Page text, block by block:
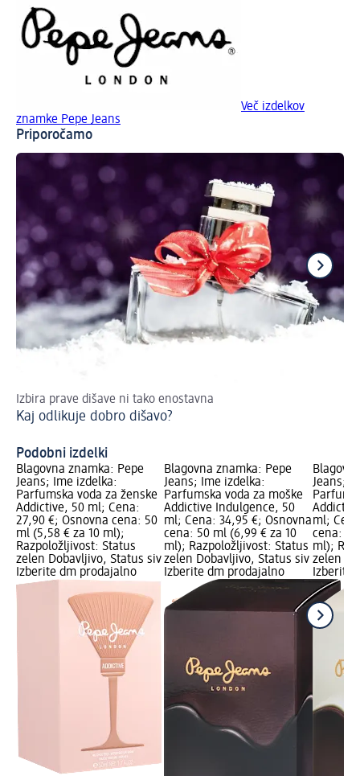
Več izdelkov
znamke Pepe Jeans
Priporočamo
Izbira prave dišave ni tako enostavna
Kaj odlikuje dobro dišavo?
Podobni izdelki
Blagovna znamka: Pepe
Jeans; Ime izdelka:
Parfumska voda za ženske
Addictive, 50 ml; Cena:
27,90 €; Osnovna cena: 50
ml (5,58 € za 10 ml);
Razpoložljivost: Status
zelen Dobavljivo, Status siv
Izberite dm prodajalno
Blagovna znamka: Pepe
Jeans; Ime izdelka:
Parfumska voda za moške
Addictive Indulgence, 50
ml; Cena: 34,95 €; Osnovna
cena: 50 ml (6,99 € za 10
ml); Razpoložljivost: Status
zelen Dobavljivo, Status siv
Izberite dm prodajalno
Jeans;
ml;
cena:
ml);
zelen
Izberite